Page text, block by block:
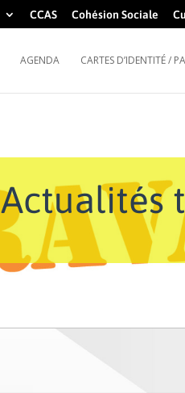
CCAS Cohésion Sociale
AGENDA CARTES D’IDENTITÉ /
Actualités